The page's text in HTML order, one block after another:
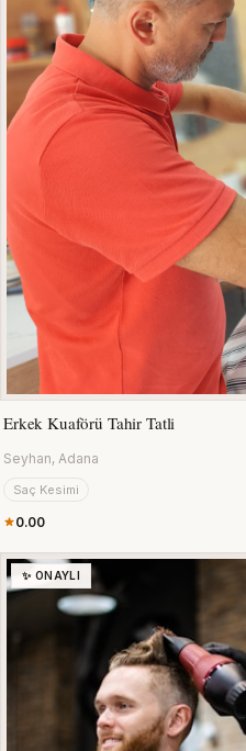
Erkek Kuaförü Tahir Tatli
Seyhan, Adana
Saç Kesimi
0.00
✨ ONAYLI